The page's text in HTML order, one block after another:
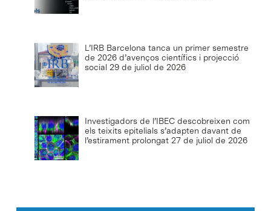
L’IRB Barcelona tanca un primer semestre
de 2026 d’avenços científics i projecció
social 29 de juliol de 2026
Investigadors de l’IBEC descobreixen com
els teixits epitelials s’adapten davant de
l’estirament prolongat 27 de juliol de 2026